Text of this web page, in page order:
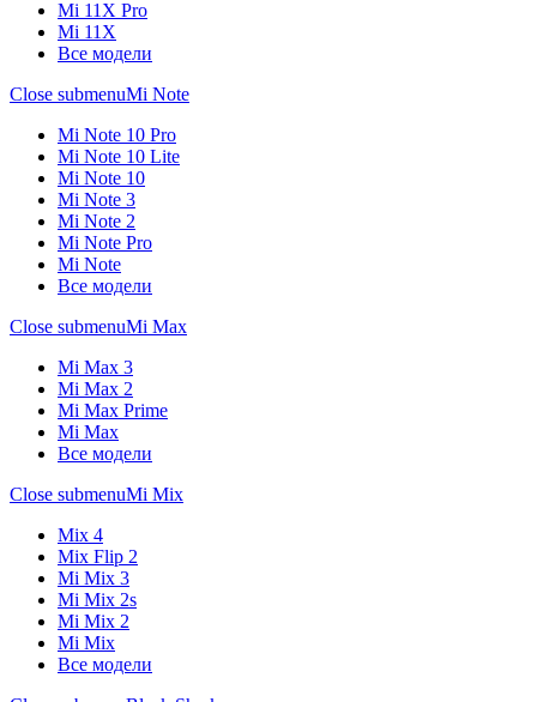
Mi 11X Pro
Mi 11X
Все модели
Close submenuMi Note
Mi Note 10 Pro
Mi Note 10 Lite
Mi Note 10
Mi Note 3
Mi Note 2
Mi Note Pro
Mi Note
Все модели
Close submenuMi Max
Mi Max 3
Mi Max 2
Mi Max Prime
Mi Max
Все модели
Close submenuMi Mix
Mix 4
Mix Flip 2
Mi Mix 3
Mi Mix 2s
Mi Mix 2
Mi Mix
Все модели